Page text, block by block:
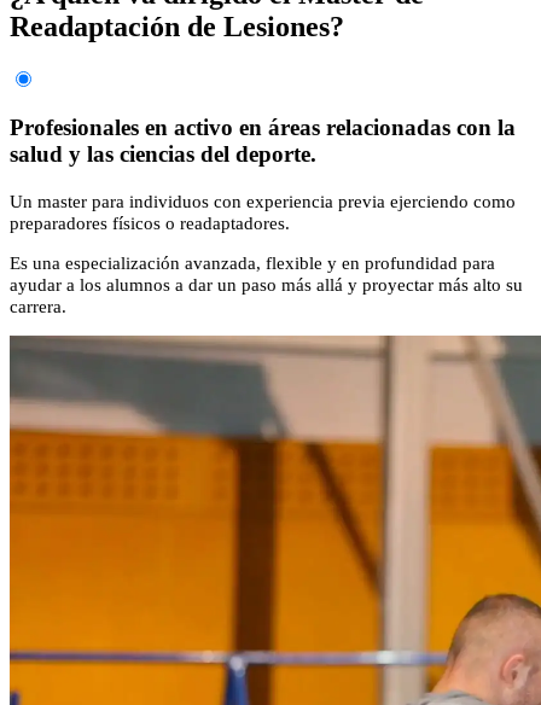
Readaptación de Lesiones?
Profesionales en activo en áreas relacionadas con la
salud y las ciencias del deporte.
Un master para individuos con experiencia previa ejerciendo como
preparadores físicos o readaptadores.
Es una especialización avanzada, flexible y en profundidad para
ayudar a los alumnos a dar un paso más allá y proyectar más alto su
carrera.